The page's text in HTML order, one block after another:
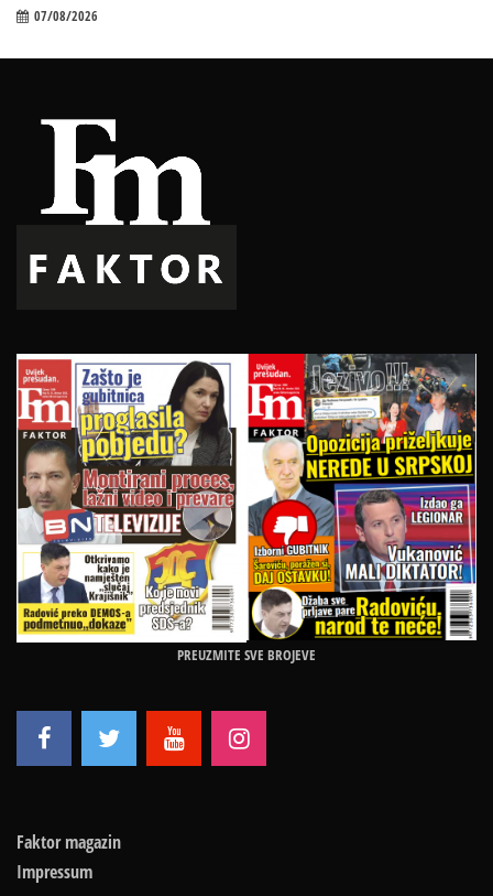
07/08/2026
PREUZMITE SVE BROJEVE
Faktor magazin
Impressum